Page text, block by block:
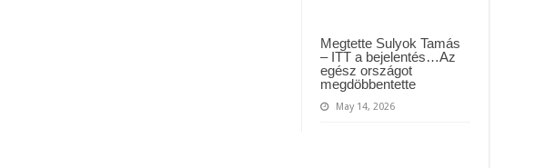
Megtette Sulyok Tamás
– ITT a bejelentés…Az
egész országot
megdöbbentette
May 14, 2026